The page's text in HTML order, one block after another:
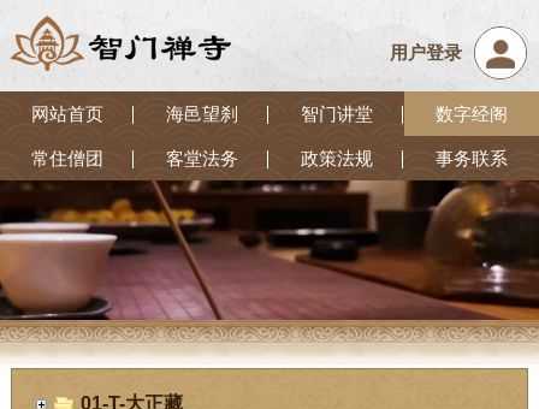
用户登录
网站首页 海邑望刹 智门讲堂 数字经阁
常住僧团 客堂法务 政策法规 事务联系
01-T-大正藏